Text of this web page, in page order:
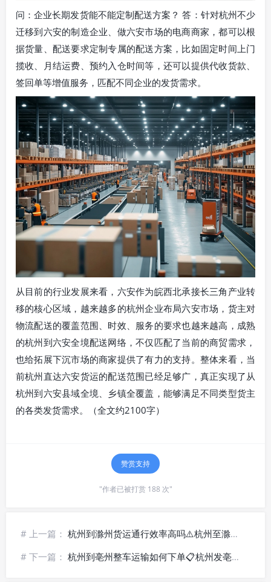
问：企业长期发货能不能定制配送方案？ 答：针对杭州不少
迁移到六安的制造企业、做六安市场的电商商家，都可以根
据货量、配送要求定制专属的配送方案，比如固定时间上门
揽收、月结运费、预约入仓时间等，还可以提供代收货款、
签回单等增值服务，匹配不同企业的发货需求。
从目前的行业发展来看，六安作为皖西北承接长三角产业转
移的核心区域，越来越多的杭州企业布局六安市场，货主对
物流配送的覆盖范围、时效、服务的要求也越来越高，成熟
的杭州到六安全境配送网络，不仅匹配了当前的商贸需求，
也给拓展下沉市场的商家提供了有力的支持。整体来看，当
前杭州直达六安货运的配送范围已经足够广，真正实现了从
杭州到六安县域全境、乡镇全覆盖，能够满足不同类型货主
的各类发货需求。（全文约2100字）
赞赏支持
"作者已被打赏 188 次"
# 上一篇： 杭州到滁州货运通行效率高吗⚠️杭州至滁州物流公司_短途快运线路
# 下一篇： 杭州到亳州整车运输如何下单📋杭州发亳州货运公司_定制包车运输